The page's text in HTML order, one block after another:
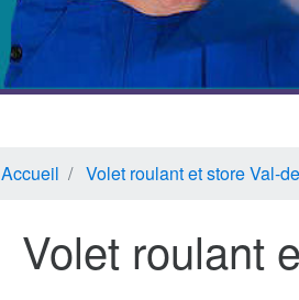
Accueil Volet roulant et store Val-
Volet roulant